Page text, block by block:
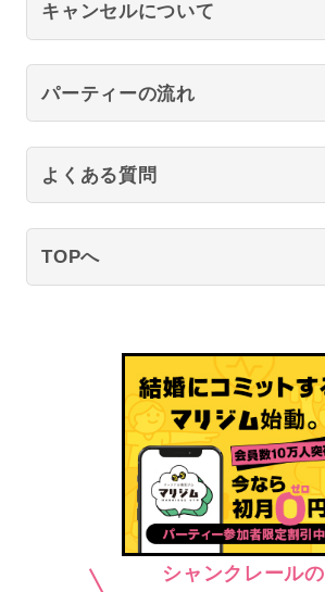
キャンセルについて
パーティーの流れ
よくある質問
TOPへ
シャンクレールの